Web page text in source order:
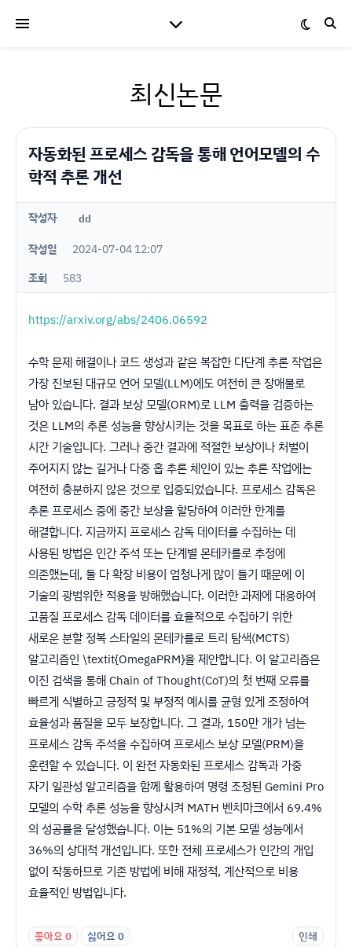
최신논문
자동화된 프로세스 감독을 통해 언어모델의 수
학적 추론 개선
작성자 dd
작성일
2024-07-04 12:07
조회
583
https://arxiv.org/abs/2406.06592
수학 문제 해결이나 코드 생성과 같은 복잡한 다단계 추론 작업은
가장 진보된 대규모 언어 모델(LLM)에도 여전히 큰 장애물로
남아 있습니다. 결과 보상 모델(ORM)로 LLM 출력을 검증하는
것은 LLM의 추론 성능을 향상시키는 것을 목표로 하는 표준 추론
시간 기술입니다. 그러나 중간 결과에 적절한 보상이나 처벌이
주어지지 않는 길거나 다중 홉 추론 체인이 있는 추론 작업에는
여전히 충분하지 않은 것으로 입증되었습니다. 프로세스 감독은
추론 프로세스 중에 중간 보상을 할당하여 이러한 한계를
해결합니다. 지금까지 프로세스 감독 데이터를 수집하는 데
사용된 방법은 인간 주석 또는 단계별 몬테카를로 추정에
의존했는데, 둘 다 확장 비용이 엄청나게 많이 들기 때문에 이
기술의 광범위한 적용을 방해했습니다. 이러한 과제에 대응하여
고품질 프로세스 감독 데이터를 효율적으로 수집하기 위한
새로운 분할 정복 스타일의 몬테카를로 트리 탐색(MCTS)
알고리즘인 \textit{OmegaPRM}을 제안합니다. 이 알고리즘은
이진 검색을 통해 Chain of Thought(CoT)의 첫 번째 오류를
빠르게 식별하고 긍정적 및 부정적 예시를 균형 있게 조정하여
효율성과 품질을 모두 보장합니다. 그 결과, 150만 개가 넘는
프로세스 감독 주석을 수집하여 프로세스 보상 모델(PRM)을
훈련할 수 있습니다. 이 완전 자동화된 프로세스 감독과 가중
자기 일관성 알고리즘을 함께 활용하여 명령 조정된 Gemini Pro
모델의 수학 추론 성능을 향상시켜 MATH 벤치마크에서 69.4%
의 성공률을 달성했습니다. 이는 51%의 기본 모델 성능에서
36%의 상대적 개선입니다. 또한 전체 프로세스가 인간의 개입
없이 작동하므로 기존 방법에 비해 재정적, 계산적으로 비용
효율적인 방법입니다.
좋아요0 싫어요0 인쇄